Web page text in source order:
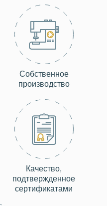
Собственное
производство
Качество,
подтвержденное
сертификатами